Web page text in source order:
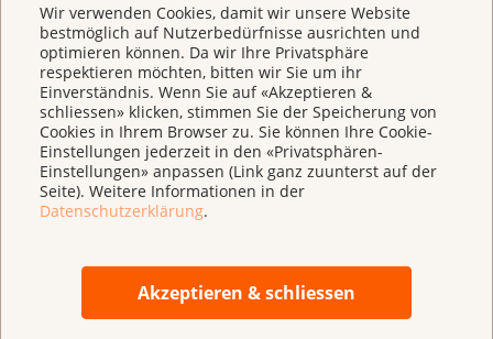
Wir verwenden Cookies, damit wir unsere Website
bestmöglich auf Nutzerbedürfnisse ausrichten und
optimieren können. Da wir Ihre Privatsphäre
respektieren möchten, bitten wir Sie um ihr
Einverständnis. Wenn Sie auf «Akzeptieren &
schliessen» klicken, stimmen Sie der Speicherung von
Cookies in Ihrem Browser zu. Sie können Ihre Cookie-
Einstellungen jederzeit in den «Privatsphären-
Einstellungen» anpassen (Link ganz zuunterst auf der
Seite). Weitere Informationen in der
Datenschutzerklärung.
Akzeptieren & schliessen
Direkt spenden
IBAN CH 95 0900 0000 3000 4843 9